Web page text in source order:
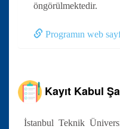
öngörülmektedir.
Programın web
Kayıt Kabul
İstanbul Teknik